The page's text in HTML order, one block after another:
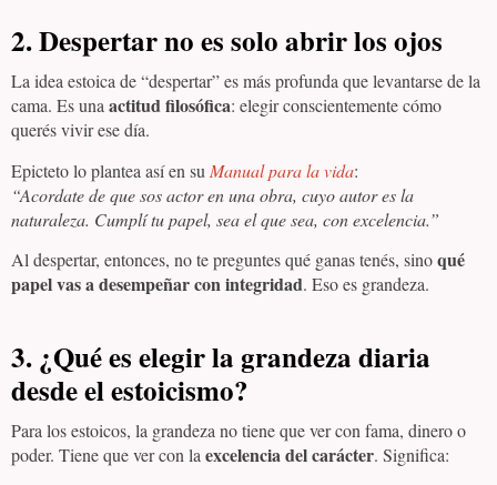
2. Despertar no es solo abrir los ojos
La idea estoica de “despertar” es más profunda que levantarse de la
cama. Es unaactitud filosófica: elegir conscientemente cómo
querés vivir ese día.
Epicteto lo plantea así en su Manual para la vida:
“Acordate de que sos actor en una obra, cuyo autor es la
naturaleza. Cumplí tu papel, sea el que sea, con excelencia.”
Al despertar, entonces, no te preguntes qué ganas tenés, sinoqué
papel vas a desempeñar con integridad. Eso es grandeza.
3. ¿Qué es elegir la grandeza diaria
desde el estoicismo?
Para los estoicos, la grandeza no tiene que ver con fama, dinero o
poder. Tiene que ver con la excelencia del carácter. Significa: